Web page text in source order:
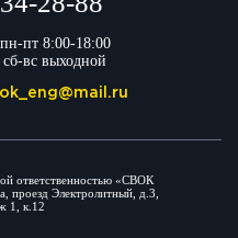
пн-пт 8:00-18:00
сб-вс выходной
ответственностью «СВОК
Электролитный, д.3,
1, к.12